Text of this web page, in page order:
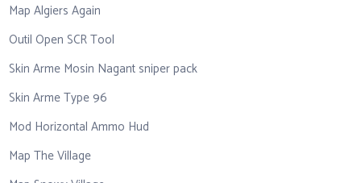
Map Algiers Again
Outil Open SCR Tool
Skin Arme Mosin Nagant sniper pack
Skin Arme Type 96
Mod Horizontal Ammo Hud
Map The Village